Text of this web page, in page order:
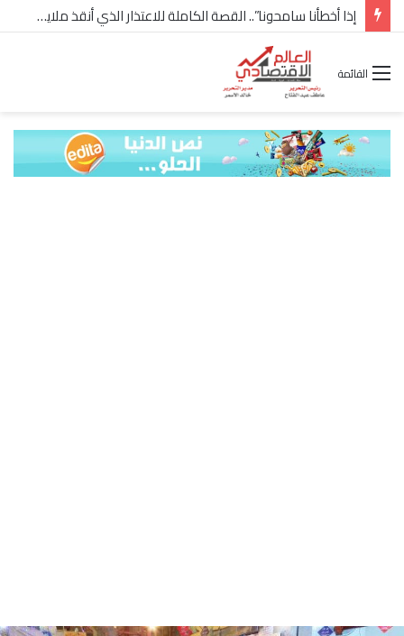
إذا أخطأنا سامحونا”.. القصة الكاملة للاعتذار الذي أنقذ ملايين “إعمار” في الساحل الشمالي
القائمة